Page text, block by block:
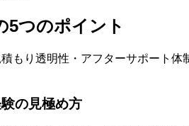
5つのポイント
もり透明性・アフターサポート
の見極め方